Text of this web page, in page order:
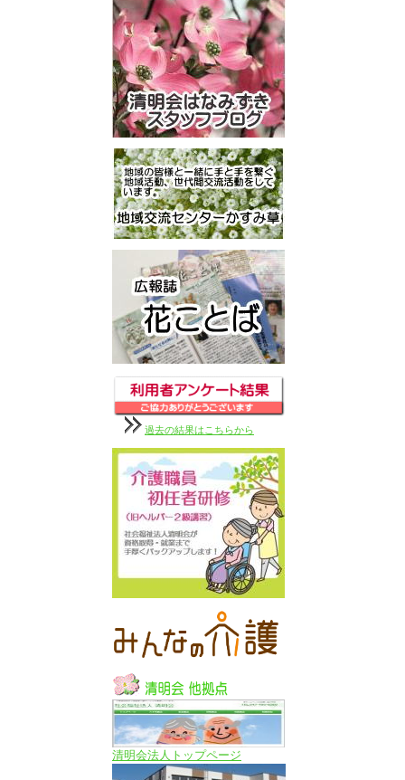
過去の結果はこちらから
清明会法人トップページ